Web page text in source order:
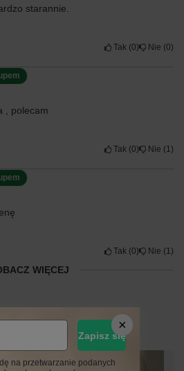
starannie.
Tak 0 Nie 0
, polecam
Tak 0 Nie 1
Tak 0 Nie 1
WIĘCEJ
bloga
Zapisz się
na przetwarzanie podanych